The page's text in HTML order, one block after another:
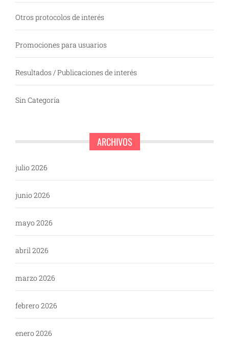
Otros protocolos de interés
Promociones para usuarios
Resultados / Publicaciones de interés
Sin Categoría
ARCHIVOS
julio 2026
junio 2026
mayo 2026
abril 2026
marzo 2026
febrero 2026
enero 2026